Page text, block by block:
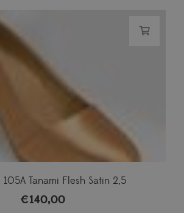
105A Tanami Flesh Satin 2,5
€140,00